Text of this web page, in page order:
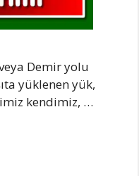
Demir yolu
yüklenen yük,
kendimiz, …